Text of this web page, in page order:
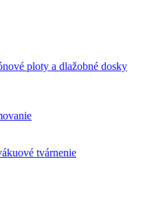
ploty a dlažobné dosky
tvárnenie